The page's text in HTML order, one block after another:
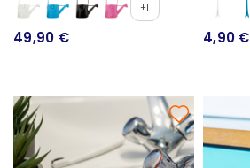
+1
49,90 € 4,90 €